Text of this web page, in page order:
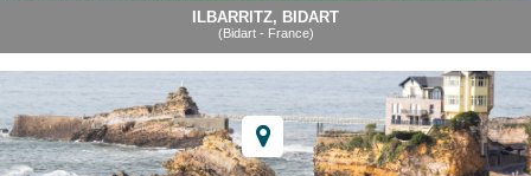
ILBARRITZ, BIDART
(Bidart - France)